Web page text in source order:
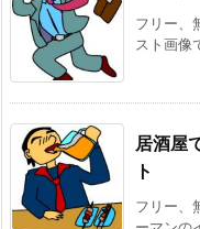
フリー、
スト画像
居酒屋
ト
フリー、